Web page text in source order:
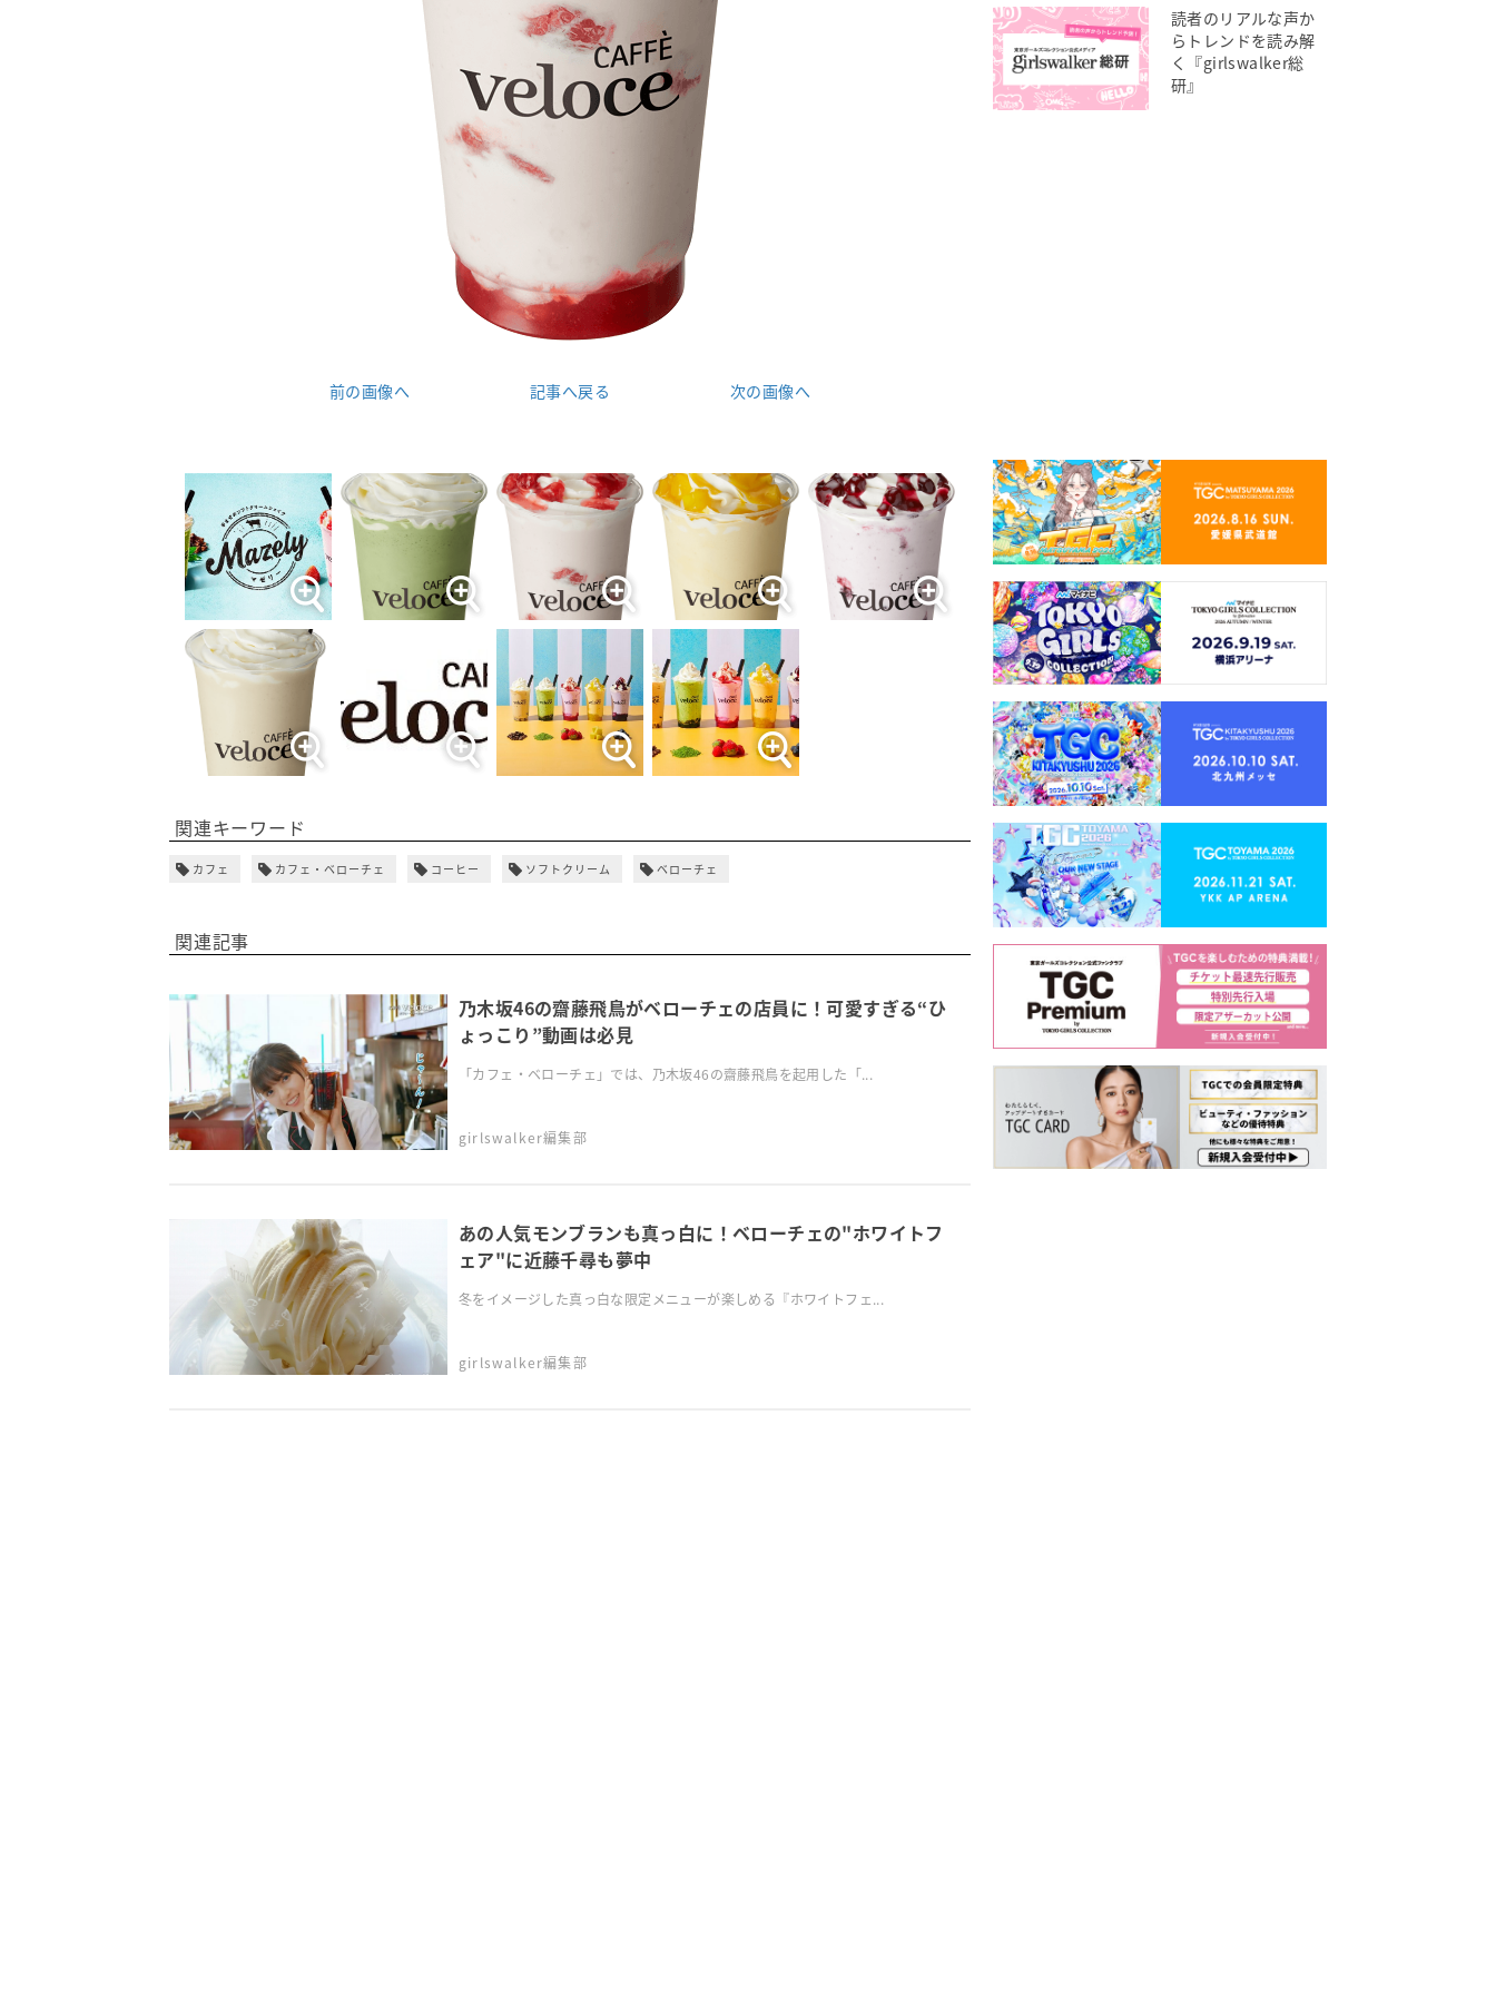
前の画像へ 記事へ戻る 次の画像へ
関連キーワード
カフェ カフェ・ベローチェ コーヒー ソフトクリーム ベローチェ
関連記事
乃木坂46の齋藤飛鳥がベローチェの店員に！可愛すぎる“ひ
ょっこり”動画は必見
「カフェ・ベローチェ」では、乃木坂46の齋藤飛鳥を起用した「...
girlswalker編集部
あの人気モンブランも真っ白に！ベローチェの"ホワイトフ
ェア"に近藤千尋も夢中
冬をイメージした真っ白な限定メニューが楽しめる『ホワイトフェ...
girlswalker編集部
読者のリアルな声か
らトレンドを読み解
く『girlswalker総
研』